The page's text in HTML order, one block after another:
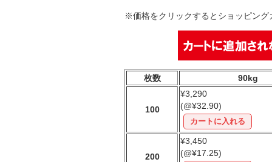
※価格をクリックするとショッピング
枚数 90kg
100
¥3,290
(@¥32.90)
200
¥3,450
(@¥17.25)